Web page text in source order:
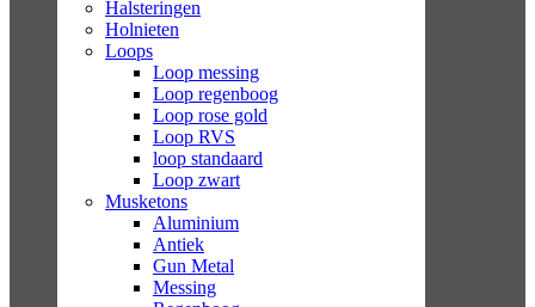
Halsteringen
Holnieten
Loops
Loop messing
Loop regenboog
Loop rose gold
Loop RVS
loop standaard
Loop zwart
Musketons
Aluminium
Antiek
Gun Metal
Messing